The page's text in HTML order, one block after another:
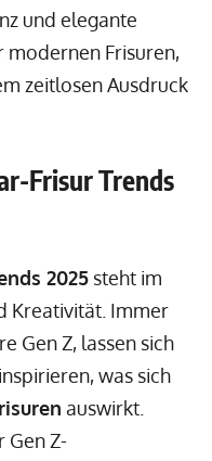
und elegante
modernen Frisuren,
zeitlosen Ausdruck
Frisur Trends
2025 steht im
Kreativität. Immer
Gen Z, lassen sich
was sich
auswirkt.
Gen Z-